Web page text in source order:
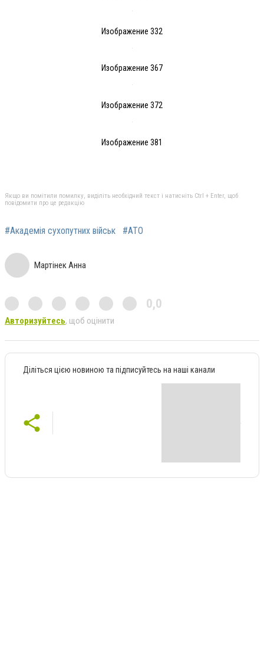
Изображение 332
Изображение 367
Изображение 372
Изображение 381
Якщо ви помітили помилку, виділіть необхідний текст і натисніть Ctrl + Enter, щоб
повідомити про це редакцію
#Академія сухопутних військ #АТО
Мартінек Анна
0,0
Авторизуйтесь, щоб оцінити
Діліться цією новиною та підписуйтесь на наші канали